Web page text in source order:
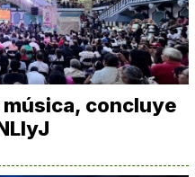
concluye